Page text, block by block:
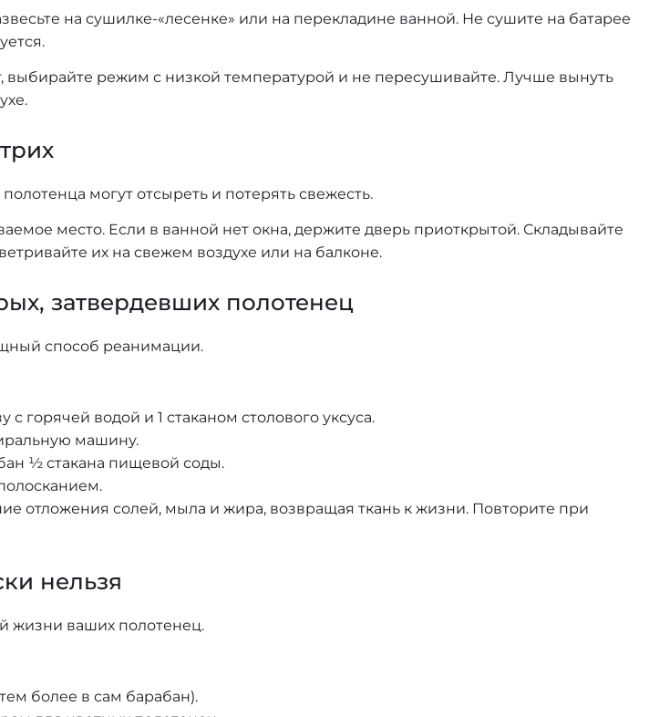
на сушилке-«лесенке» или на перекладине ванной. Не сушите на батарее
выбирайте режим с низкой температурой и не пересушивайте. Лучше вынуть
могут отсыреть и потерять свежесть.
место. Если в ванной нет окна, держите дверь приоткрытой. Складывайте
их на свежем воздухе или на балконе.
затвердевших полотенец
способ реанимации.
с горячей водой и 1 стаканом столового уксуса.
машину.
½ стакана пищевой соды.
отложения солей, мыла и жира, возвращая ткань к жизни. Повторите при
нельзя
жизни ваших полотенец.
более в сам барабан).